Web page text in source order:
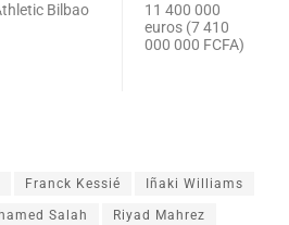
Bilbao
11 400 000
euros (7 410
000 000 FCFA)
Franck Kessié Iñaki Williams
Salah Riyad Mahrez